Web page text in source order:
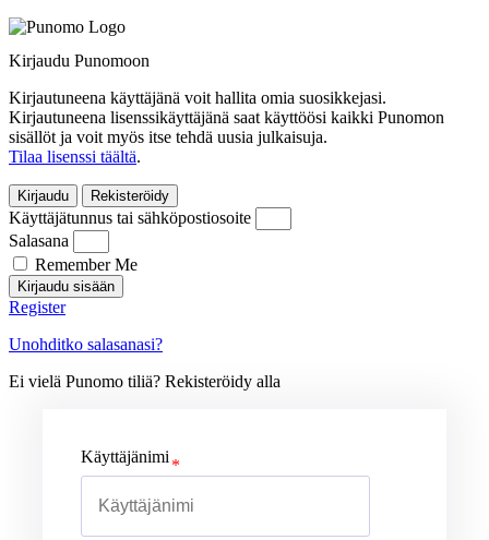
Kirjaudu Punomoon
Kirjautuneena käyttäjänä voit hallita omia suosikkejasi.
Kirjautuneena lisenssikäyttäjänä saat käyttöösi kaikki Punomon
sisällöt ja voit myös itse tehdä uusia julkaisuja.
Tilaa lisenssi täältä.
Kirjaudu Rekisteröidy
Käyttäjätunnus tai sähköpostiosoite
Salasana
Remember Me
Kirjaudu sisään
Register
Unohditko salasanasi?
Ei vielä Punomo tiliä? Rekisteröidy alla
Käyttäjänimi